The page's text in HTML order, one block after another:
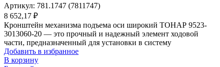
Артикул: 781.1747 (7811747)
8 652,17 ₽
Кронштейн механизма подъема оси широкий ТОНАР 9523-
3013060-20 — это прочный и надежный элемент ходовой
части, предназначенный для установки в систему
Добавить в избранное
В корзину